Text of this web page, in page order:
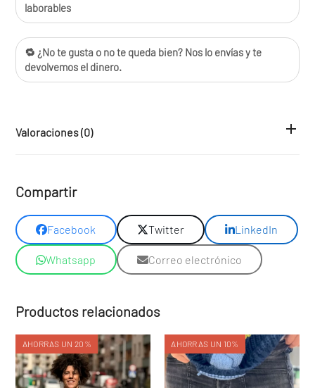
laborables
🔁 ¿No te gusta o no te queda bien? Nos lo envías y te
devolvemos el dinero.
Valoraciones (0)
Compartir
Facebook Twitter LinkedIn
Whatsapp Correo electrónico
Productos relacionados
AHORRAS UN 20% AHORRAS UN 10%